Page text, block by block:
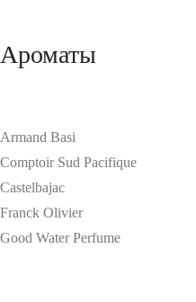
Ароматы
Armand Basi
Comptoir Sud Pacifique
Castelbajac
Franck Olivier
Good Water Perfume